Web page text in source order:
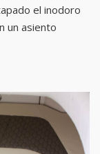
el inodoro
un asiento